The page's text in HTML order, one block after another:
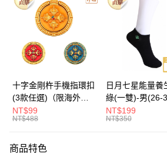
Google Pay
運送方式
海外國際空運
十字金剛杵手機指環扣
(3款任選)（限海外直
購）Ring Holder
NT$99
NT$488
日月七星能量養
綠(一雙)-男(26-
船型（限海外直
Socks
NT$199
NT$350
商品特色